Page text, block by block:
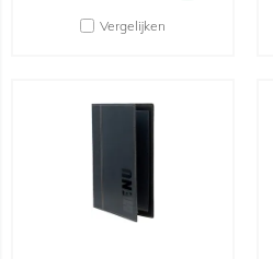
Vergelijken